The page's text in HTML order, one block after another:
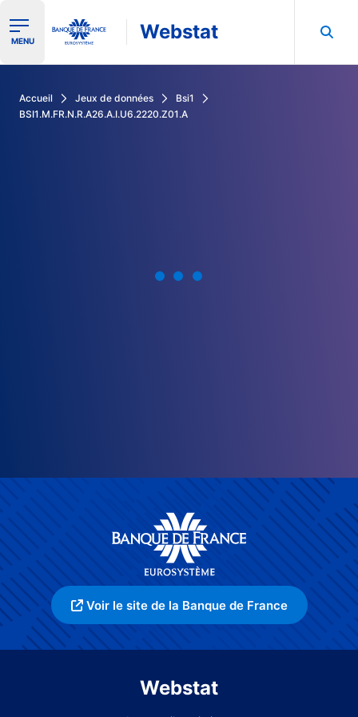
Ouvrir le menu de navigation
MENU Webstat
Accueil Jeux de données
Bsi1
BSI1.M.FR.N.R.A26.A.I.U6.2220.Z01.A
Voir le site de la Banque de France
Webstat